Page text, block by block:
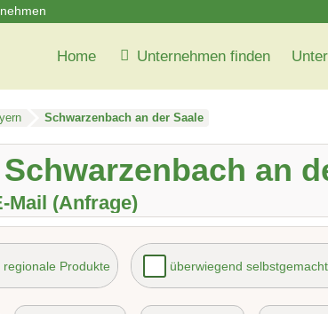
Home Unternehmen finden
Schwarzenbach an der Saale
an
Mail (Anfrage)
Produkte überwiegend